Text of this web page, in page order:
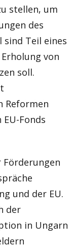
stellen, um
des
sind Teil eines
von
soll.
Reformen
Fonds
Förderungen
und der EU.
der
in Ungarn